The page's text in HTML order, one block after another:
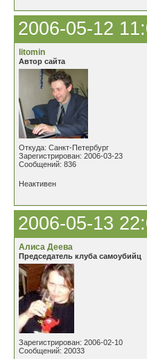
2006-05-12
litomin
Автор сайта
Откуда: Санкт-Петербург
Зарегистрирован: 2006-03-23
Сообщений: 836
Неактивен
2006-05-13
Алиса Деева
Председатель клуба самоубийц
Зарегистрирован: 2006-02-10
Сообщений: 20033